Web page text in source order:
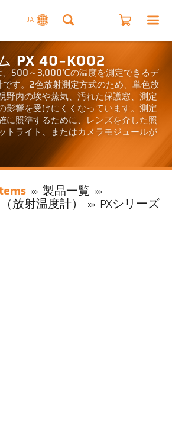
JA
PX 40-K002
、500～3,000℃の温度を測定できるデ
す。2色放射測定方式のため、単色放
野内の埃や蒸気、汚れた保護窓、測定
影響を受けにくくなっています。測定
に照準するために、レンズを介した照
トライト、またはカメラモジュールが
製品一覧
放射温度計）
PXシリーズ